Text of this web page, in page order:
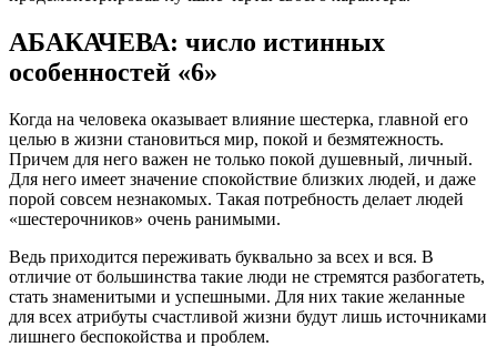
АБАКАЧЕВА: число истинных
особенностей «6»
Когда на человека оказывает влияние шестерка, главной его
целью в жизни становиться мир, покой и безмятежность.
Причем для него важен не только покой душевный, личный.
Для него имеет значение спокойствие близких людей, и даже
порой совсем незнакомых. Такая потребность делает людей
«шестерочников» очень ранимыми.
Ведь приходится переживать буквально за всех и вся. В
отличие от большинства такие люди не стремятся разбогатеть,
стать знаменитыми и успешными. Для них такие желанные
для всех атрибуты счастливой жизни будут лишь источниками
лишнего беспокойства и проблем.